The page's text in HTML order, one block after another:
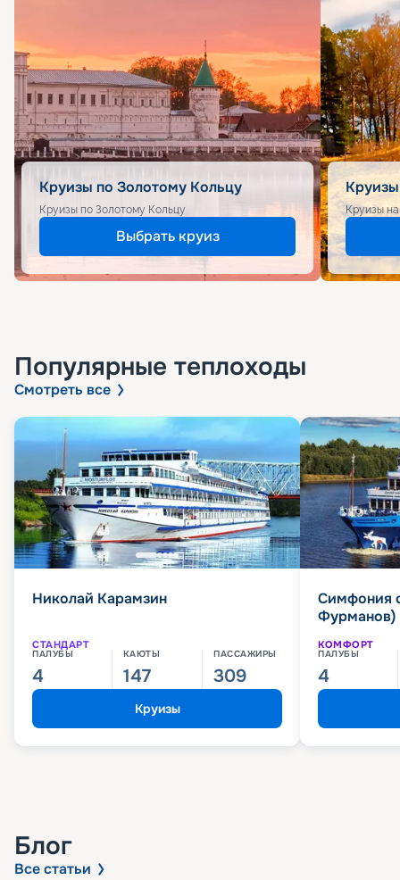
Круизы по Золотому Кольцу
Круизы по Золотому Кольцу
Выбрать круиз
Круизы
Популярные теплоходы
Смотреть все
Николай Карамзин
СТАНДАРТ
ПАЛУБЫ
4
КАЮТЫ
147
ПАССАЖИРЫ
309
Круизы
Симфония
Фурманов)
КОМФОРТ
ПАЛУБЫ
4
Блог
Все статьи